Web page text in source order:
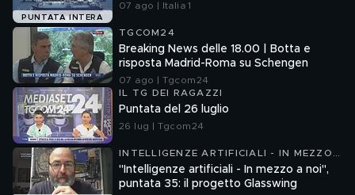
PUNTATA INTERA
07 ago | Italia 1
TGCOM24
Breaking News delle 18.00 | Botta e
risposta Madrid-Roma su Schengen
07 ago | Tgcom24
IL TG DEI RAGAZZI
Puntata del 26 luglio
26 lug | Tgcom24
INTELLIGENZE ARTIFICIALI - IN MEZZO
A NOI
"Intelligenze artificiali - In mezzo a noi",
puntata 35: il progetto Glasswing